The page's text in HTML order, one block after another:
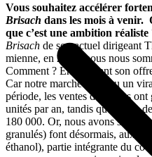
Vous souhaitez accélérer
Brisach dans les mois à venir.
que c’est une ambition réaliste
Brisach de son actuel dirigeant
mienne, en 2005, nous nous
Comment ? En adaptant son
Car notre marché a connu un
période, les ventes de poêles
unités par an, tandis que celles
180 000. Or, nous avons su
granulés) font désormais, aux
éthanol), partie intégrante du